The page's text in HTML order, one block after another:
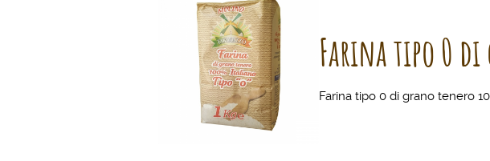
Farina tipo 0
Farina tipo 0 di grano tenero